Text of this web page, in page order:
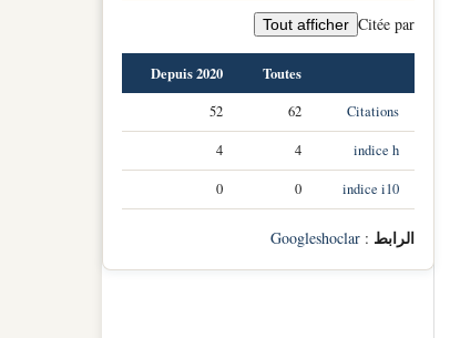
Citée par
Tout afficher
Toutes
Depuis 2020
Citations
62
52
indice h
4
4
indice i10
0
0
الرابط :
Googleshoclar